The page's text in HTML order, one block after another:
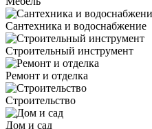
Сантехника и водоснабжение
Строительный инструмент
Ремонт и отделка
Строительство
Дом и сад